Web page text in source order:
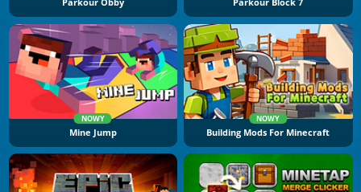
Parkour Obby Parkour Block 7
NOWY
Mine Jump
NOWY
Building Mods For Minecraft